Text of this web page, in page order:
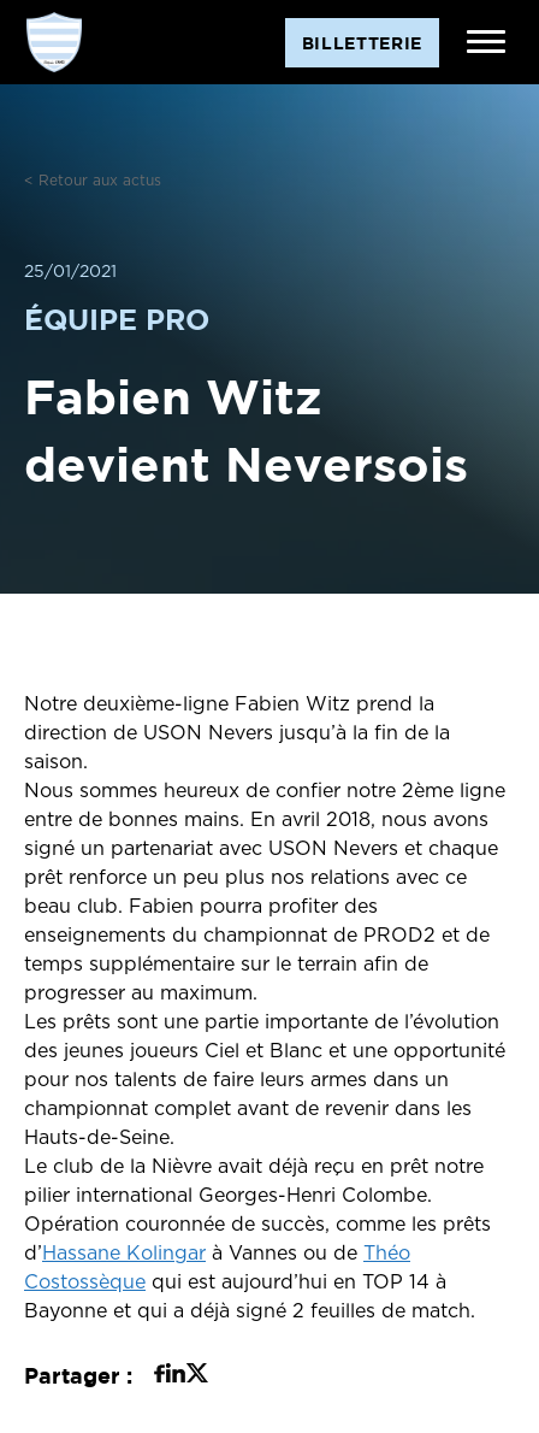
Aller
contenu
BILLETTERIE
< Retour aux actus
25/01/2021
ÉQUIPE PRO
Fabien Witz
devient Neversois
Notre deuxième-ligne Fabien Witz prend la
direction de USON Nevers jusqu’à la fin de la
saison.
Nous sommes heureux de confier notre 2ème ligne
entre de bonnes mains. En avril 2018, nous avons
signé un partenariat avec USON Nevers et chaque
prêt renforce un peu plus nos relations avec ce
beau club. Fabien pourra profiter des
enseignements du championnat de PROD2 et de
temps supplémentaire sur le terrain afin de
progresser au maximum.
Les prêts sont une partie importante de l’évolution
des jeunes joueurs Ciel et Blanc et une opportunité
pour nos talents de faire leurs armes dans un
championnat complet avant de revenir dans les
Hauts-de-Seine.
Le club de la Nièvre avait déjà reçu en prêt notre
pilier international Georges-Henri Colombe.
Opération couronnée de succès, comme les prêts
d’Hassane Kolingar à Vannes ou de Théo
Costossèque qui est aujourd’hui en TOP 14 à
Bayonne et qui a déjà signé 2 feuilles de match.
Partager :